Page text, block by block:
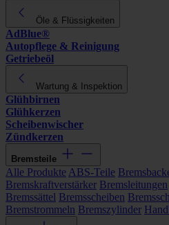
Öle & Flüssigkeiten
AdBlue®
Autopflege & Reinigung
Getriebeöl
Wartung & Inspektion
Glühbirnen
Glühkerzen
Scheibenwischer
Zündkerzen
Bremsteile
Alle Produkte ABS-Teile
Bremskraftverstärker Bremsleitungen
Bremssättel Bremsscheiben
Bremstrommeln Bremszylinder